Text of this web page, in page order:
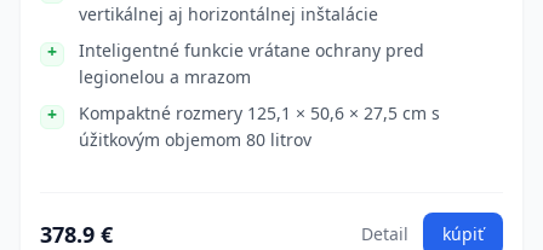
vertikálnej aj horizontálnej inštalácie
Inteligentné funkcie vrátane ochrany pred
legionelou a mrazom
Kompaktné rozmery 125,1 × 50,6 × 27,5 cm s
úžitkovým objemom 80 litrov
378.9 € Detail kúpiť